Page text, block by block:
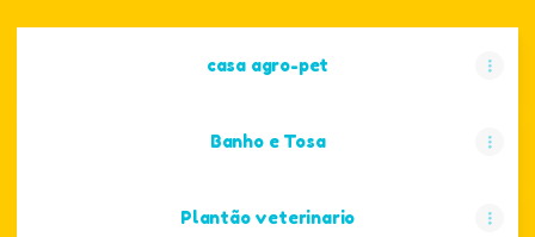
casa agro-pet
Banho e Tosa
Plantão veterinario